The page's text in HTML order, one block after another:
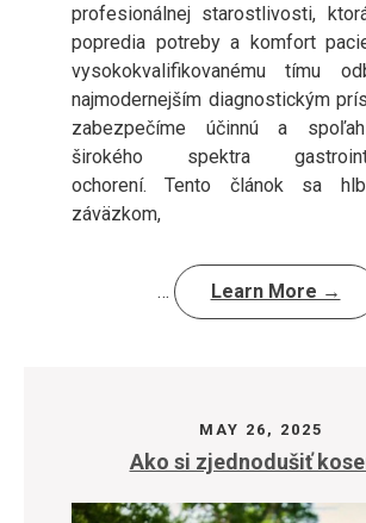
profesionálnej starostlivosti,
popredia potreby a komfort
vysokokvalifikovanému tímu
najmodernejším diagnostickým
zabezpečíme účinnú a
širokého spektra
ochorení. Tento článok sa
záväzkom,
… Learn More →
MAY 26, 2025
Ako si zjednodušiť